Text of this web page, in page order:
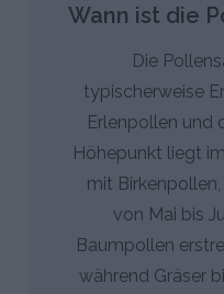
Wann ist die
Die
typischerweise
Erlenpollen und
Höhepunkt liegt
mit
von Mai bis
Baumpollen
während Gräser